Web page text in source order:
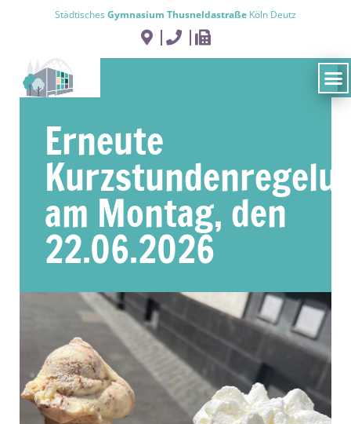
Städtisches Gymnasium Thusneldastraße Köln Deutz
Erneute
am Montag, den
22.06.2026